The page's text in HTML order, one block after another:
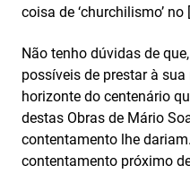
coisa de ‘churchilismo’
Não tenho dúvidas de
possíveis de prestar à
horizonte do centenário
destas Obras de Mário
contentamento lhe
contentamento próximo